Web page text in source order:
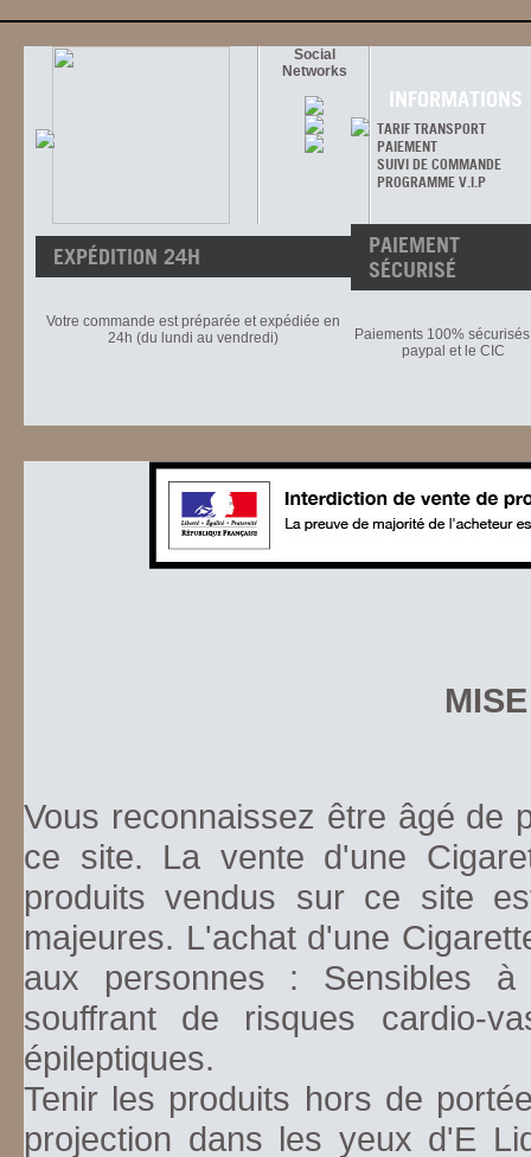
Social
Networks
INFORMATIONS
TARIF TRANSPORT
PAIEMENT
SUIVI DE COMMANDE
PROGRAMME V.I.P
EXPÉDITION 24H
Votre commande est préparée et expédiée en
24h (du lundi au vendredi)
PAIEMENT
SÉCURISÉ
Paiements 100%
paypal et le CIC
Vous reconnaissez être âgé de
ce site. La vente d'une
produits vendus sur ce site
majeures. L'achat d'une
aux personnes : Sensibles
souffrant de risques cardio-
épileptiques.
Tenir les produits hors de
projection dans les yeux d'E